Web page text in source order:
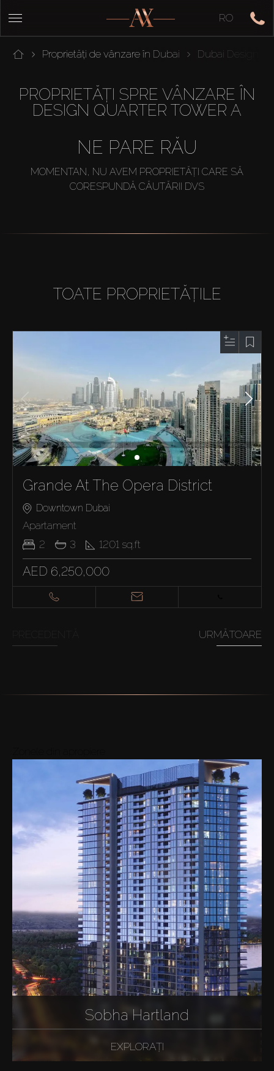
RO
Proprietăți de vânzare în Dubai Dubai Design
PROPRIETĂȚI SPRE VÂNZARE ÎN
DESIGN QUARTER TOWER A
NE PARE RĂU
MOMENTAN, NU AVEM PROPRIETĂȚI CARE SĂ
CORESPUNDĂ CĂUTĂRII DVS
TOATE PROPRIETĂȚILE
Grande At The Opera District
Downtown Dubai
Apartament
2
3 1201 sq.ft
AED 6,250,000
URMĂTOARE
Sobha Hartland
EXPLORAȚI